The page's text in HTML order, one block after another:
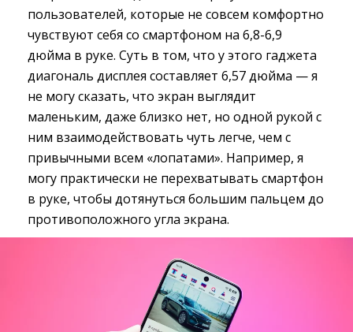
пользователей, которые не совсем комфортно
чувствуют себя со смартфоном на 6,8-6,9
дюйма в руке. Суть в том, что у этого гаджета
диагональ дисплея составляет 6,57 дюйма — я
не могу сказать, что экран выглядит
маленьким, даже близко нет, но одной рукой с
ним взаимодействовать чуть легче, чем с
привычными всем «лопатами». Например, я
могу практически не перехватывать смартфон
в руке, чтобы дотянуться большим пальцем до
противоположного угла экрана.